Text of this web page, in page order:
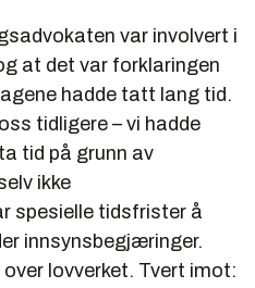
var involvert i
at det var forklaringen
hadde tatt lang tid.
tidligere – vi hadde
tid på grunn av
ikke
spesielle tidsfrister å
innsynsbegjæringer.
lovverket. Tvert imot: